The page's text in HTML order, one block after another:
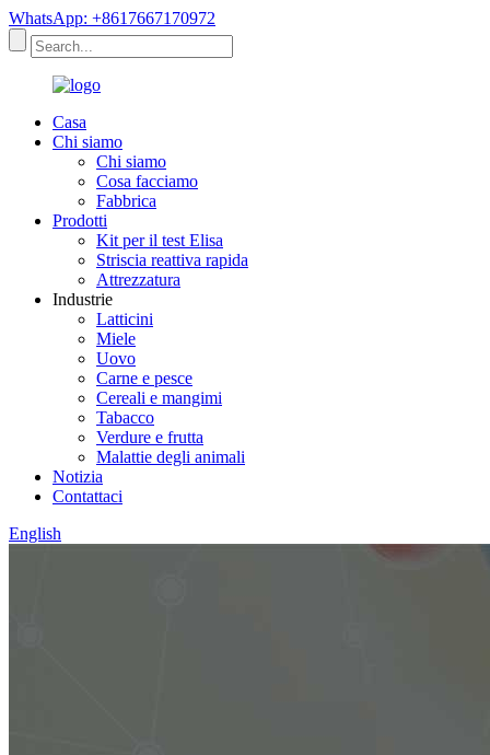
WhatsApp: +8617667170972
Casa
Chi siamo
Chi siamo
Cosa facciamo
Fabbrica
Prodotti
Kit per il test Elisa
Striscia reattiva rapida
Attrezzatura
Industrie
Latticini
Miele
Uovo
Carne e pesce
Cereali e mangimi
Tabacco
Verdure e frutta
Malattie degli animali
Notizia
Contattaci
English